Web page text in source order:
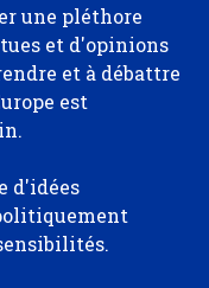
une pléthore
et d'opinions
et à débattre
est
d'idées